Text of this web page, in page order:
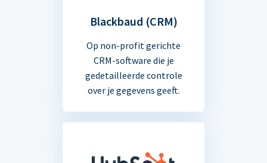
Blackbaud (CRM)
Op non-profit gerichte
CRM-software die je
gedetailleerde controle
over je gegevens geeft.